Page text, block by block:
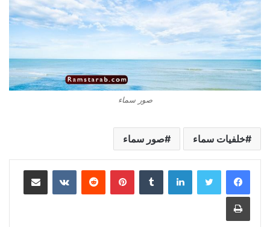
صور سماء
خلفيات سماء صور سماء
لينكدإن بينتيريست مشاركة عبر البريد
طباعة